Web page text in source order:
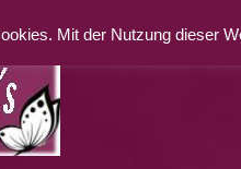
Mit der Nutzung dieser